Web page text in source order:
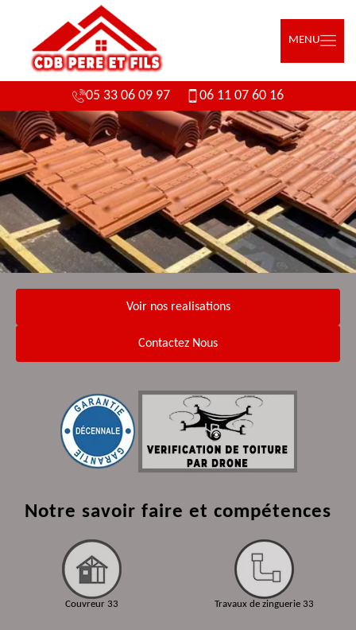
MENU
05 33 06 09 97 06 11 07 60 16
Voir nos realisations
Contactez Nous
Notre savoir faire et compétences
Couvreur 33 Travaux de zinguerie 33